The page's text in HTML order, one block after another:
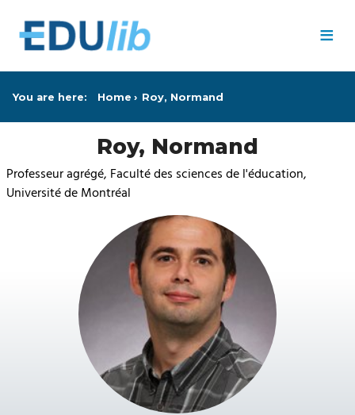
≡
You are here: Home Roy, Normand
Roy, Normand
Professeur agrégé, Faculté des sciences de l'éducation,
Université de Montréal